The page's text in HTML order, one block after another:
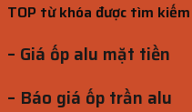
TOP từ khóa được tìm kiếm
– Giá ốp alu mặt tiền
– Báo giá ốp trần alu